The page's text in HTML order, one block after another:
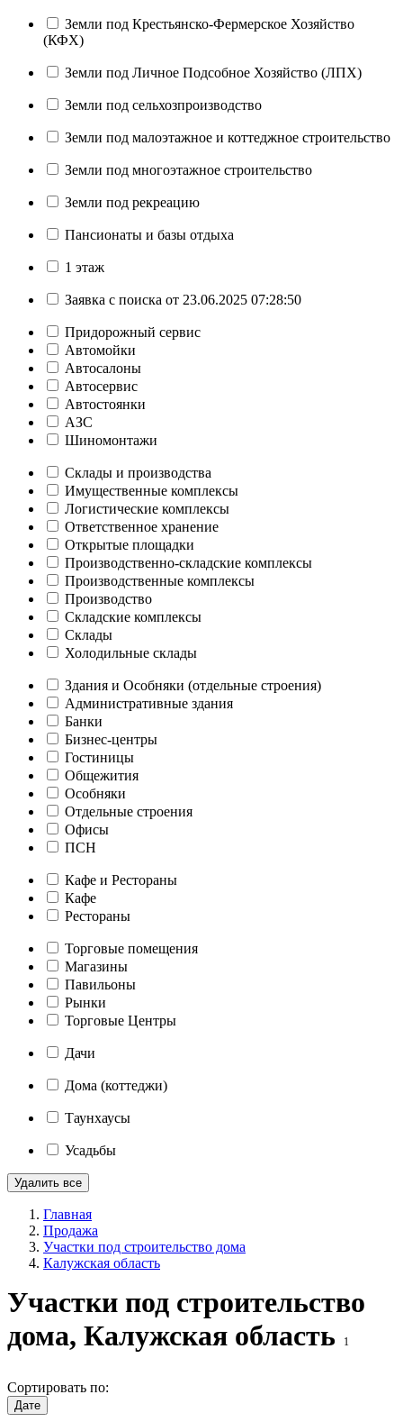
Земли под Крестьянско-Фермерское Хозяйство
(КФХ)
Земли под Личное Подсобное Хозяйство (ЛПХ)
Земли под сельхозпроизводство
Земли под малоэтажное и коттеджное строительство
Земли под многоэтажное строительство
Земли под рекреацию
Пансионаты и базы отдыха
1 этаж
Заявка с поиска от 23.06.2025 07:28:50
Придорожный сервис
Автомойки
Автосалоны
Автосервис
Автостоянки
АЗС
Шиномонтажи
Склады и производства
Имущественные комплексы
Логистические комплексы
Ответственное хранение
Открытые площадки
Производственно-складские комплексы
Производственные комплексы
Производство
Складские комплексы
Склады
Холодильные склады
Здания и Особняки (отдельные строения)
Административные здания
Банки
Бизнес-центры
Гостиницы
Общежития
Особняки
Отдельные строения
Офисы
ПСН
Кафе и Рестораны
Кафе
Рестораны
Торговые помещения
Магазины
Павильоны
Рынки
Торговые Центры
Дачи
Дома (коттеджи)
Таунхаусы
Усадьбы
Удалить все
Главная
Продажа
Участки под строительство дома
Калужская область
Участки под строительство
дома, Калужская область
1
Сортировать по:
Дате